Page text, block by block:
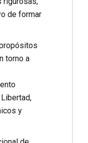
de formar
torno a
y